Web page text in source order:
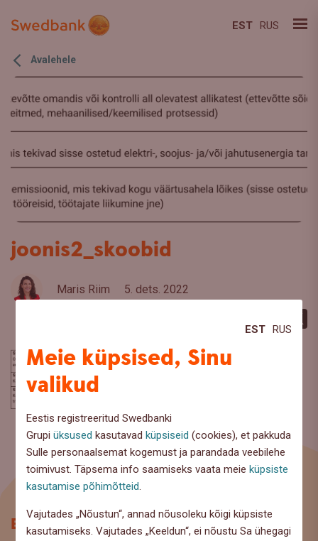
EST RUS
Meie küpsised, Sinu
valikud
Eestis registreeritud Swedbanki
Grupiüksused kasutavadküpsiseid (cookies), et pakkuda
Sulle personaalsemat kogemust ja parandada veebilehe
toimivust. Täpsema info saamiseks vaata meieküpsiste
kasutamise põhimõtteid.
Vajutades „Nõustun“, annad nõusoleku kõigi küpsiste
kasutamiseks. Vajutades „Keeldun“, ei nõustu Sa ühegagi
EST RUS
Avalehele
joonis2_skoobid
Maris Riim 5. dets. 2022
Blogi